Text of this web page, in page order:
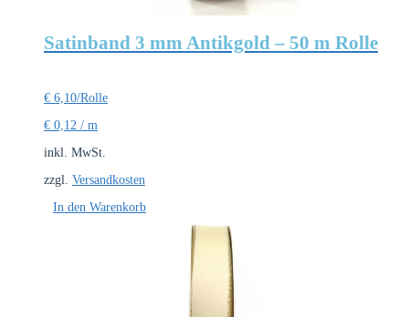
Satinband 3 mm Antikgold – 50 m Rolle
€ 6,10/Rolle
€ 0,12 / m
inkl. MwSt.
zzgl. Versandkosten
In den Warenkorb